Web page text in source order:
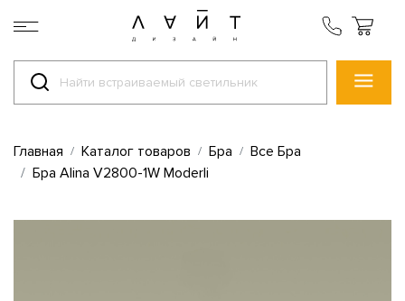
Главная Каталог товаров Бра
Все Бра
Бра Alina V2800-1W Moderli